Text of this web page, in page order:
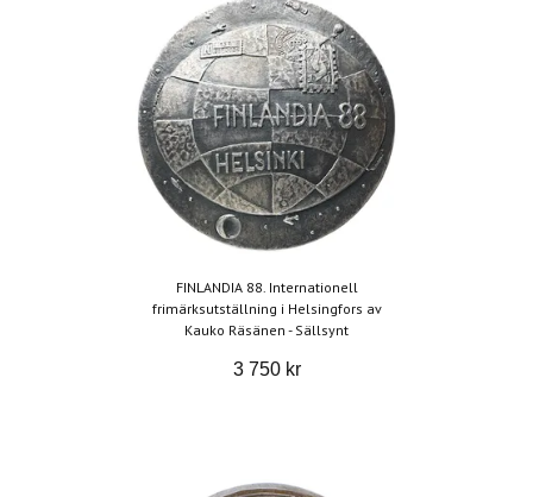
FINLANDIA 88. Internationell
frimärksutställning i Helsingfors av
Kauko Räsänen - Sällsynt
3 750 kr